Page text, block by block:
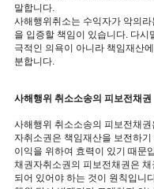
말합니다.
사해행위취소는 수익자가 악의
을 입증할 책임이 있습니다. 다
극적인 의욕이 아니라 책임재산
분합니다.
사해행위 취소소송의 피보전채권
사해행위 취소소송의 피보전채
자취소권은 책임재산을 보전하
이익을 위하여 효력이 있기 때문
채권자취소권의 피보전채권은
되어 있어야 하는 것이 원칙입니